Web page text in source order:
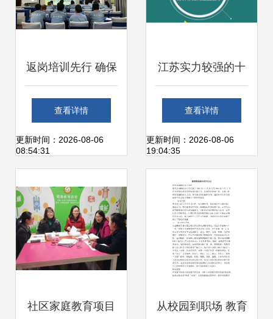
返岗培训先行 确保
安全生产
查看详情
更新时间：2026-08-06
08:54:31
江苏实力较强的十
大海外留学服务机
构
查看详情
更新时间：2026-08-06
19:04:35
社区家庭教育项目 从校园到职场 教育